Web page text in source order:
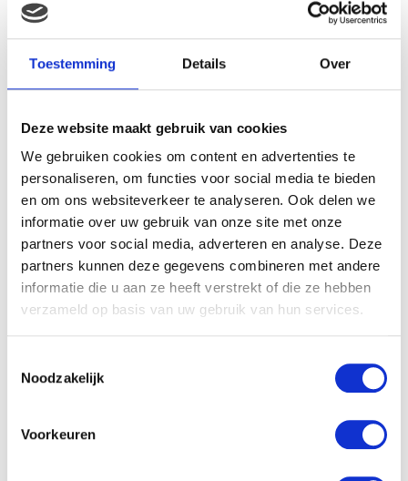
Toestemming Details Over
Deze website maakt gebruik van cookies
We gebruiken cookies om content en advertenties te
personaliseren, om functies voor social media te bieden
en om ons websiteverkeer te analyseren. Ook delen we
informatie over uw gebruik van onze site met onze
partners voor social media, adverteren en analyse. Deze
partners kunnen deze gegevens combineren met andere
informatie die u aan ze heeft verstrekt of die ze hebben
verzameld op basis van uw gebruik van hun services.
Noodzakelijk
Voorkeuren
FOTO: SAAR KONINGSBERGER
MET DOCHTERTJE SCOTTIE
GEZINSFOTO MET HAAR
MANNEN
JOSJE HUISMAN SHOWT
BABYBUIK OP IBIZA